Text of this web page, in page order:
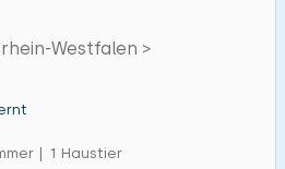
Westfalen >
| 1 Haustier